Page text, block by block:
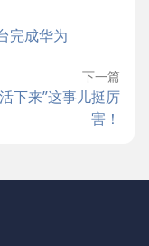
完成华为
下一篇
下来”这事儿挺厉
害！